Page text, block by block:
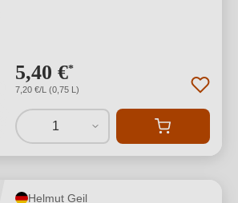
5,40 €*
7,20 €/L (0,75 L)
1
Helmut Geil